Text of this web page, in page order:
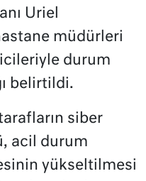
Uriel
müdürleri
durum
belirtildi.
siber
acil durum
yükseltilmesi